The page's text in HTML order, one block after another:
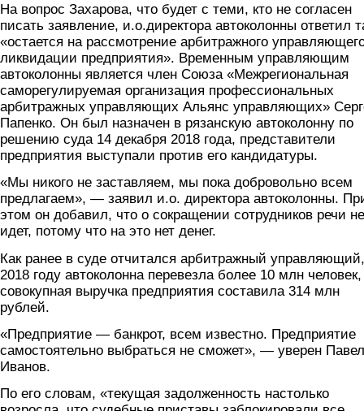
На вопрос Захарова, что будет с теми, кто не согласен
писать заявление, и.о.директора автоколонны ответил
«остается на рассмотрение арбитражного
ликвидации предприятия». Временным управляющим
автоколонны является член Союза «Межрегиональная
саморегулируемая организация профессиональных
арбитражных управляющих Альянс управляющих»
Папенко. Он был назначен в рязанскую автоколонну по
решению суда 14 декабря 2018 года, представители
предприятия выступали против его кандидатуры.
«Мы никого не заставляем, мы пока добровольно всем
предлагаем», — заявил и.о. директора автоколонны.
этом он добавил, что о сокращении сотрудников речи не
идет, потому что на это нет денег.
Как ранее в суде отчитался арбитражный
2018 году автоколонна перевезла более 10 млн
совокупная выручка предприятия составила 314 млн
рублей.
«Предприятие — банкрот, всем известно. Предприятие
самостоятельно выбраться не сможет», — уверен Павел
Иванов.
По его словам, «текущая задолженность настолько